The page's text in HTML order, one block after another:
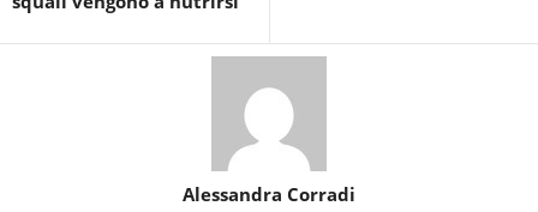
Alessandra Corradi